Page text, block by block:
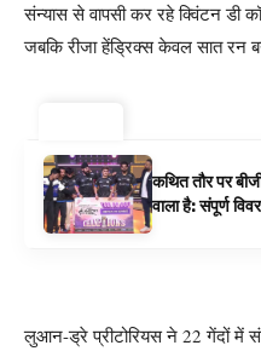
संन्यास से वापसी कर रहे क्विंटन डी
जबकि रीजा हेंड्रिक्स केवल सात रन
कथित तौर पर
वाला है: संपूर्ण
लुआन-ड्रे प्रीटोरियस ने 22 गेंदों में